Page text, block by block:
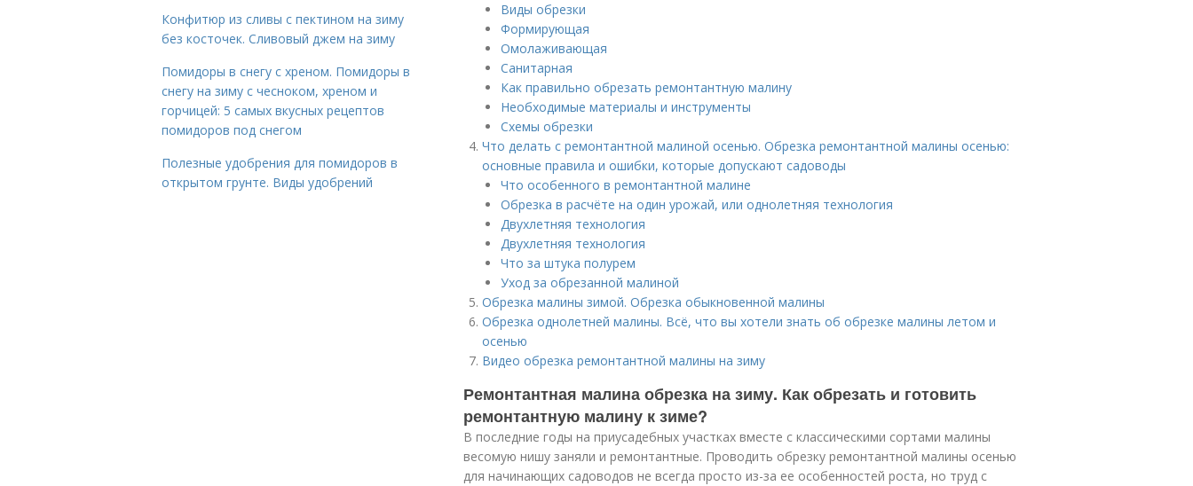
Виды обрезки
Формирующая
Омолаживающая
Санитарная
Как правильно обрезать ремонтантную малину
Необходимые материалы и инструменты
Схемы обрезки
Что делать с ремонтантной малиной осенью. Обрезка ремонтантной малины осенью:
основные правила и ошибки, которые допускают садоводы
Что особенного в ремонтантной малине
Обрезка в расчёте на один урожай, или однолетняя технология
Двухлетняя технология
Двухлетняя технология
Что за штука полурем
Уход за обрезанной малиной
Обрезка малины зимой. Обрезка обыкновенной малины
Обрезка однолетней малины. Всё, что вы хотели знать об обрезке малины летом и
осенью
Видео обрезка ремонтантной малины на зиму
Ремонтантная малина обрезка на зиму. Как обрезать и готовить
ремонтантную малину к зиме?
В последние годы на приусадебных участках вместе с классическими сортами малины
весомую нишу заняли и ремонтантные. Проводить обрезку ремонтантной малины осенью
для начинающих садоводов не всегда просто из-за ее особенностей роста, но труд с
Конфитюр из сливы с пектином на зиму
без косточек. Сливовый джем на зиму
Помидоры в снегу с хреном. Помидоры в
снегу на зиму с чесноком, хреном и
горчицей: 5 самых вкусных рецептов
помидоров под снегом
Полезные удобрения для помидоров в
открытом грунте. Виды удобрений